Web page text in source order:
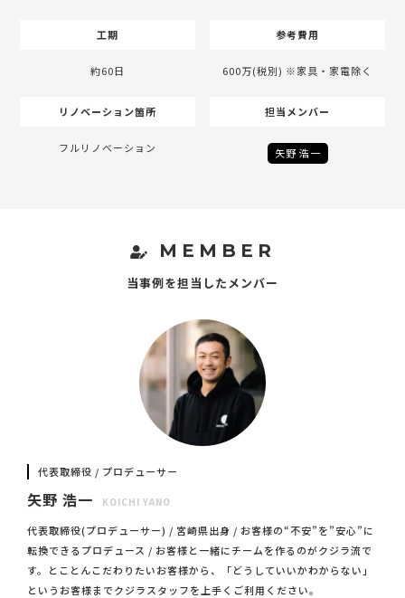
工期
約60日
参考費用
600万(税別) ※家具・家電除く
リノベーション箇所
フルリノベーション
担当メンバー
矢野 浩一
MEMBER
当事例を担当したメンバー
代表取締役 / プロデューサー
矢野 浩一 KOICHI YANO
代表取締役(プロデューサー) / 宮崎県出身 / お客様の“不安”を”安心”に
転換できるプロデュース / お客様と一緒にチームを作るのがクジラ流で
す。とことんこだわりたいお客様から、「どうしていいかわからない」
というお客様までクジラスタッフを上手くご利用ください。